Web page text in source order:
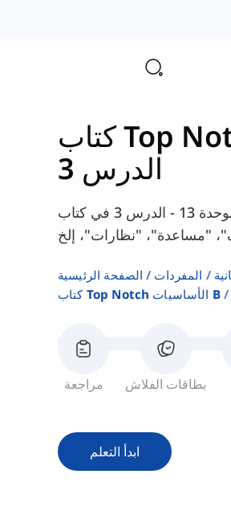
الدرس 3
هنا ستجد المفردات من الوحدة 13 - الدرس 3 في كتاب Top Notch Fundamentals B، مثل
الصفحة الرئيسية المفردات
كتاب Top Notch الأساسيات B
مراجعة بطاقات الفلاش
ابدأ التعلم